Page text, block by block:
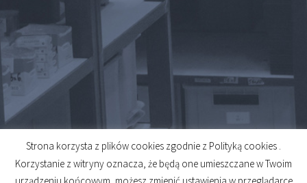
© 2026
Created byMidero
Strona korzysta z plików cookies zgodnie z Polityką cookies .
Korzystanie z witryny oznacza, że będą one umieszczane w Twoim